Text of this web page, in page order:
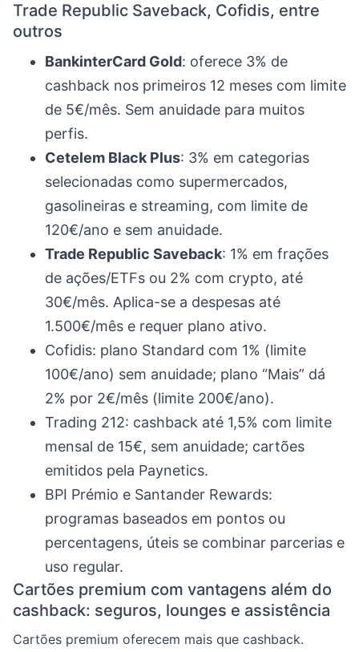
Trade Republic Saveback, Cofidis, entre
outros
BankinterCard Gold: oferece 3% de
cashback nos primeiros 12 meses com limite
de 5€/mês. Sem anuidade para muitos
perfis.
Cetelem Black Plus: 3% em categorias
selecionadas como supermercados,
gasolineiras e streaming, com limite de
120€/ano e sem anuidade.
Trade Republic Saveback: 1% em frações
de ações/ETFs ou 2% com crypto, até
30€/mês. Aplica-se a despesas até
1.500€/mês e requer plano ativo.
Cofidis: plano Standard com 1% (limite
100€/ano) sem anuidade; plano “Mais” dá
2% por 2€/mês (limite 200€/ano).
Trading 212: cashback até 1,5% com limite
mensal de 15€, sem anuidade; cartões
emitidos pela Paynetics.
BPI Prémio e Santander Rewards:
programas baseados em pontos ou
percentagens, úteis se combinar parcerias e
uso regular.
Cartões premium com vantagens além do
cashback: seguros, lounges e assistência
Cartões premium oferecem mais que cashback.